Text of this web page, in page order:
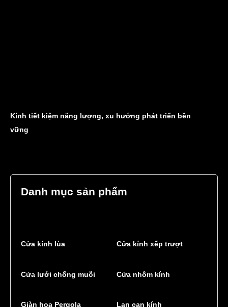
Kính tiết kiệm năng lượng, xu hướng phát triển bền
vững
Danh mục sản phẩm
Cửa kính lùa Cửa kính xếp trượt
Cửa lưới chống muỗi Cửa nhôm kính
Giàn hoa Pergola Lan can kính